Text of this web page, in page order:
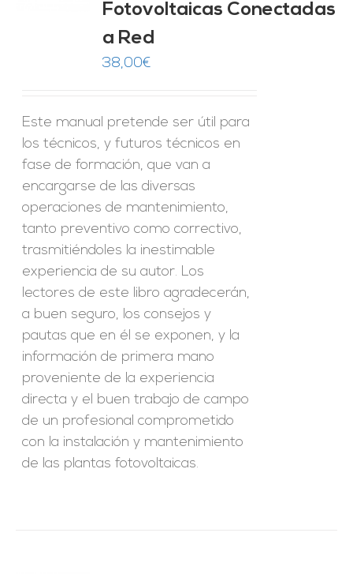
Fotovoltaicas Conectadas
a Red
38,00€
Este manual pretende ser útil para
los técnicos, y futuros técnicos en
fase de formación, que van a
encargarse de las diversas
operaciones de mantenimiento,
tanto preventivo como correctivo,
trasmitiéndoles la inestimable
experiencia de su autor. Los
lectores de este libro agradecerán,
a buen seguro, los consejos y
pautas que en él se exponen, y la
información de primera mano
proveniente de la experiencia
directa y el buen trabajo de campo
de un profesional comprometido
con la instalación y mantenimiento
de las plantas fotovoltaicas.